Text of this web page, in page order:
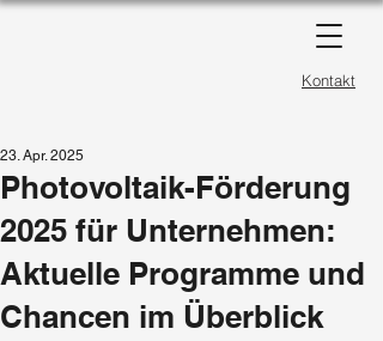
Kontakt
Photovoltaik-Förderung
2025 für Unternehmen:
Aktuelle Programme und
Chancen im Überblick
23. Apr. 2025